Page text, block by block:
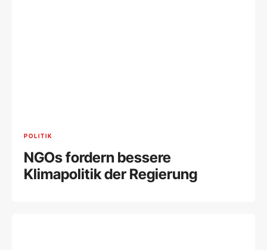
POLITIK
NGOs fordern bessere
Klimapolitik der Regierung